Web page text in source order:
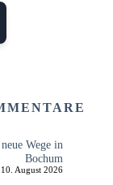
Wege in
Bochum
10. August 2026